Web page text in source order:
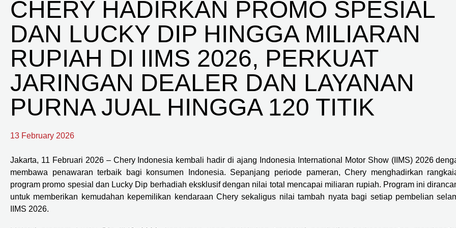
CHERY HADIRKAN PROMO SPESIAL
DAN LUCKY DIP HINGGA MILIARAN
RUPIAH DI IIMS 2026, PERKUAT
JARINGAN DEALER DAN LAYANAN
PURNA JUAL HINGGA 120 TITIK
13 February 2026
Jakarta, 11 Februari 2026 – Chery Indonesia kembali hadir di ajang Indonesia International Motor Show (IIMS) 2026
membawa penawaran terbaik bagi konsumen Indonesia. Sepanjang periode pameran, Chery menghadirkan
program promo spesial dan Lucky Dip berhadiah eksklusif dengan nilai total mencapai miliaran rupiah. Program ini
untuk memberikan kemudahan kepemilikan kendaraan Chery sekaligus nilai tambah nyata bagi setiap pembelian
IIMS 2026.